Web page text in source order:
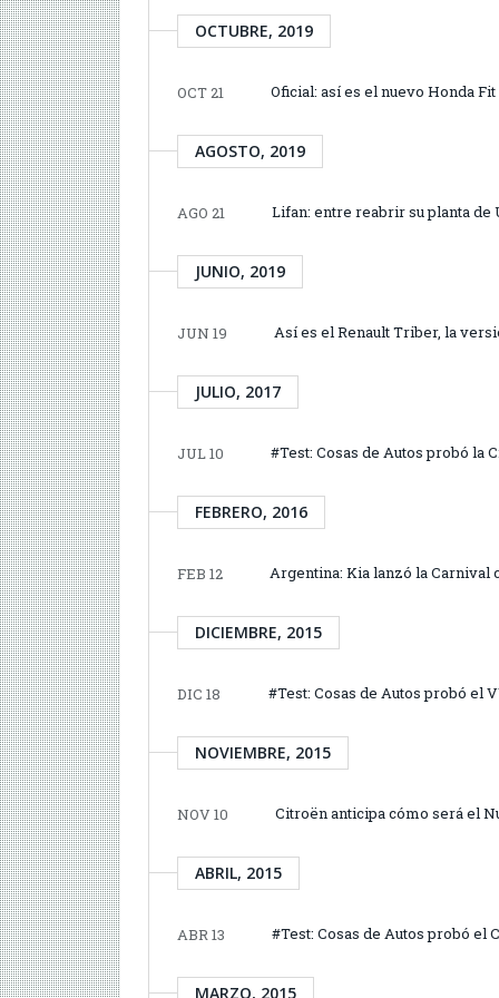
OCTUBRE, 2019
OCT 21 Oficial: así es el nuevo Honda Fit
AGOSTO, 2019
AGO 21 Lifan: entre reabrir su planta de
JUNIO, 2019
JUN 19 Así es el Renault Triber, la
JULIO, 2017
JUL 10 #Test: Cosas de Autos probó la
FEBRERO, 2016
FEB 12 Argentina: Kia lanzó la Carnival
DICIEMBRE, 2015
DIC 18 #Test: Cosas de Autos probó el
NOVIEMBRE, 2015
NOV 10 Citroën anticipa cómo será el
ABRIL, 2015
ABR 13 #Test: Cosas de Autos probó el
MARZO, 2015